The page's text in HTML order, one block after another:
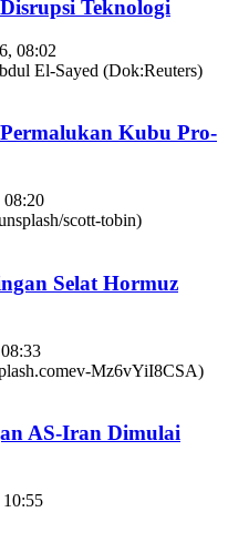
Teknologi
08:02
Kubu Pro-
08:20
Selat Hormuz
AS-Iran Dimulai
10:55